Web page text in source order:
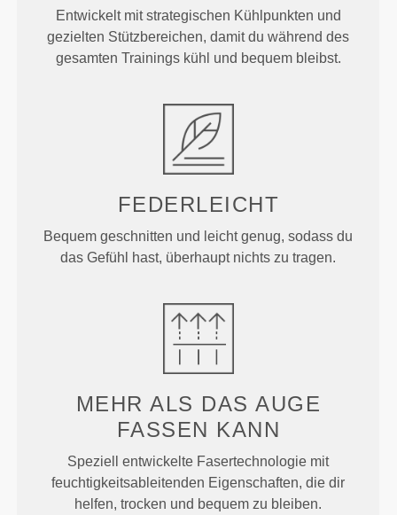
Entwickelt mit strategischen Kühlpunkten und
gezielten Stützbereichen, damit du während des
gesamten Trainings kühl und bequem bleibst.
FEDERLEICHT
Bequem geschnitten und leicht genug, sodass du
das Gefühl hast, überhaupt nichts zu tragen.
MEHR ALS DAS AUGE
FASSEN KANN
Speziell entwickelte Fasertechnologie mit
feuchtigkeitsableitenden Eigenschaften, die dir
helfen, trocken und bequem zu bleiben.